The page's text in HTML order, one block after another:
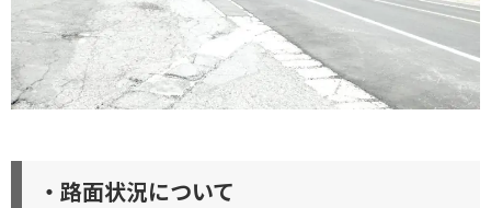
・路面状況について